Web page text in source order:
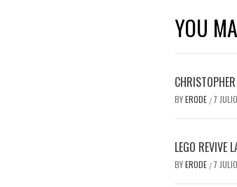
YOU
BYERODE / 7
LEGO REVIVE
BYERODE / 7